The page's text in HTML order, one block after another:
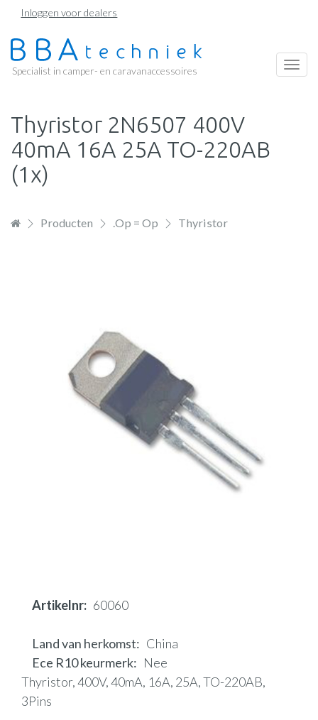
Overslaan
naar
de
Inloggen voor dealers
Specialist in camper- en caravanaccessoires
Thyristor 2N6507 400V
40mA 16A 25A TO-220AB
(1x)
Producten .Op = Op Thyristor
Artikelnr 60060
Land van herkomst
China
Ece R10 keurmerk
Nee
Thyristor, 400V, 40mA, 16A, 25A, TO-220AB,
3Pins